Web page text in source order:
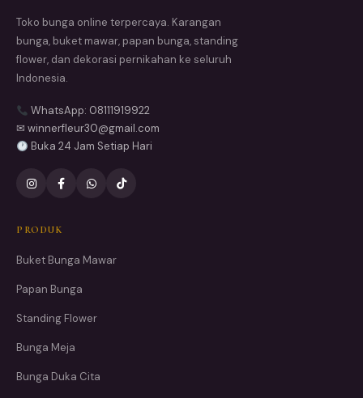
Toko bunga online terpercaya. Karangan
bunga, buket mawar, papan bunga, standing
flower, dan dekorasi pernikahan ke seluruh
Indonesia.
WhatsApp: 08111919922
✉ winnerfleur30@gmail.com
Buka 24 Jam Setiap Hari
PRODUK
Buket Bunga Mawar
Papan Bunga
Standing Flower
Bunga Meja
Bunga Duka Cita